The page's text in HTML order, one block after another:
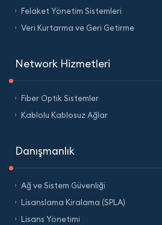
Felaket Yönetim Sistemleri
Veri Kurtarma ve Geri Getirme
Network Hizmetleri
Fiber Optik Sistemler
Kablolu Kablosuz Ağlar
Danışmanlık
Ağ ve Sistem Güvenliği
Lisanslama Kiralama (SPLA)
Lisans Yönetimi